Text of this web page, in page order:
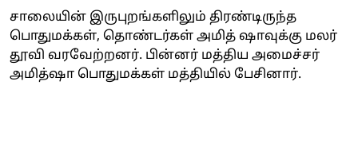
சாலையின் இருபுறங்களிலும் திரண்டிருந்த
பொதுமக்கள், தொண்டர்கள் அமித் ஷாவுக்கு மலர்
தூவி வரவேற்றனர். பின்னர் மத்திய அமைச்சர்
அமித்ஷா பொதுமக்கள் மத்தியில் பேசினார்.